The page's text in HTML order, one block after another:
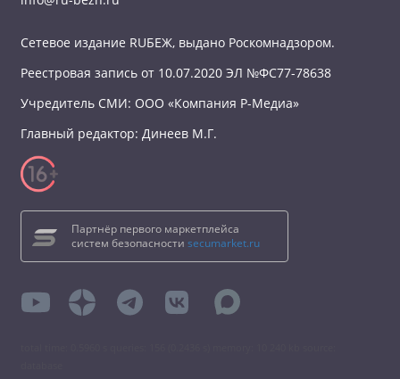
Сетевое издание RUБЕЖ, выдано Роскомнадзором.
Реестровая запись от 10.07.2020 ЭЛ №ФС77-78638
Учредитель СМИ: ООО «Компания Р-Медиа»
Главный редактор: Динеев М.Г.
Партнёр первого маркетплейса
систем безопасности secumarket.ru